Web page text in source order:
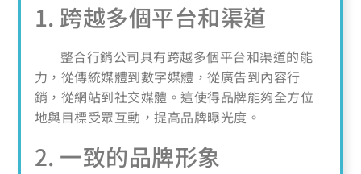
1. 跨越多個平台和渠道
整合行銷公司具有跨越多個平台和渠道的能
力，從傳統媒體到數字媒體，從廣告到內容行
銷，從網站到社交媒體。這使得品牌能夠全方位
地與目標受眾互動，提高品牌曝光度。
2. 一致的品牌形象